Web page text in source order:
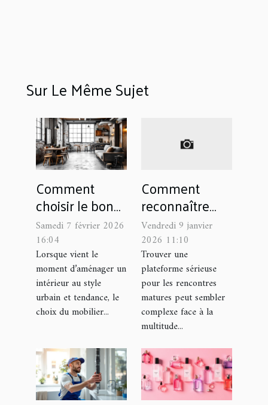
Sur Le Même Sujet
Comment
choisir le bon
meuble
industriel pour
votre espace
Samedi 7 février 2026
16:04
Lorsque vient le
moment d’aménager un
intérieur au style
urbain et tendance, le
choix du mobilier...
Comment
reconnaître
une plateforme
sérieuse pour
rencontres
matures ?
Vendredi 9 janvier
2026 11:10
Trouver une
plateforme sérieuse
pour les rencontres
matures peut sembler
complexe face à la
multitude...